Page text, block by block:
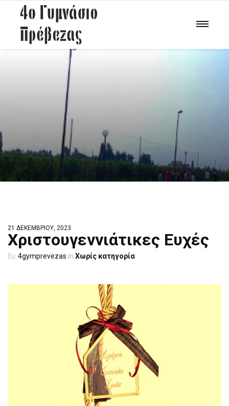
21 ΔΕΚΕΜΒΡΊΟΥ, 2023
Χριστουγεννιάτικες Ευχές
4gymprevezas Χωρίς κατηγορία